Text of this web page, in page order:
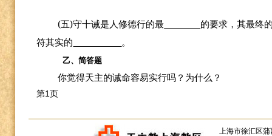
(五)守十诫是人修德行的最
的要求，其最终
符其实的
。
乙、简答题
你觉得天主的诫命容易实行吗？为什么？
第1页
上海市徐汇区